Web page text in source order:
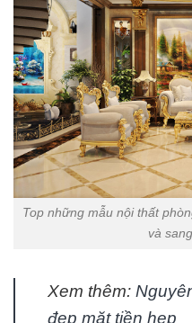
Top những mẫu nội thất
và
Xem thêm:
đẹp mặt tiền hẹp